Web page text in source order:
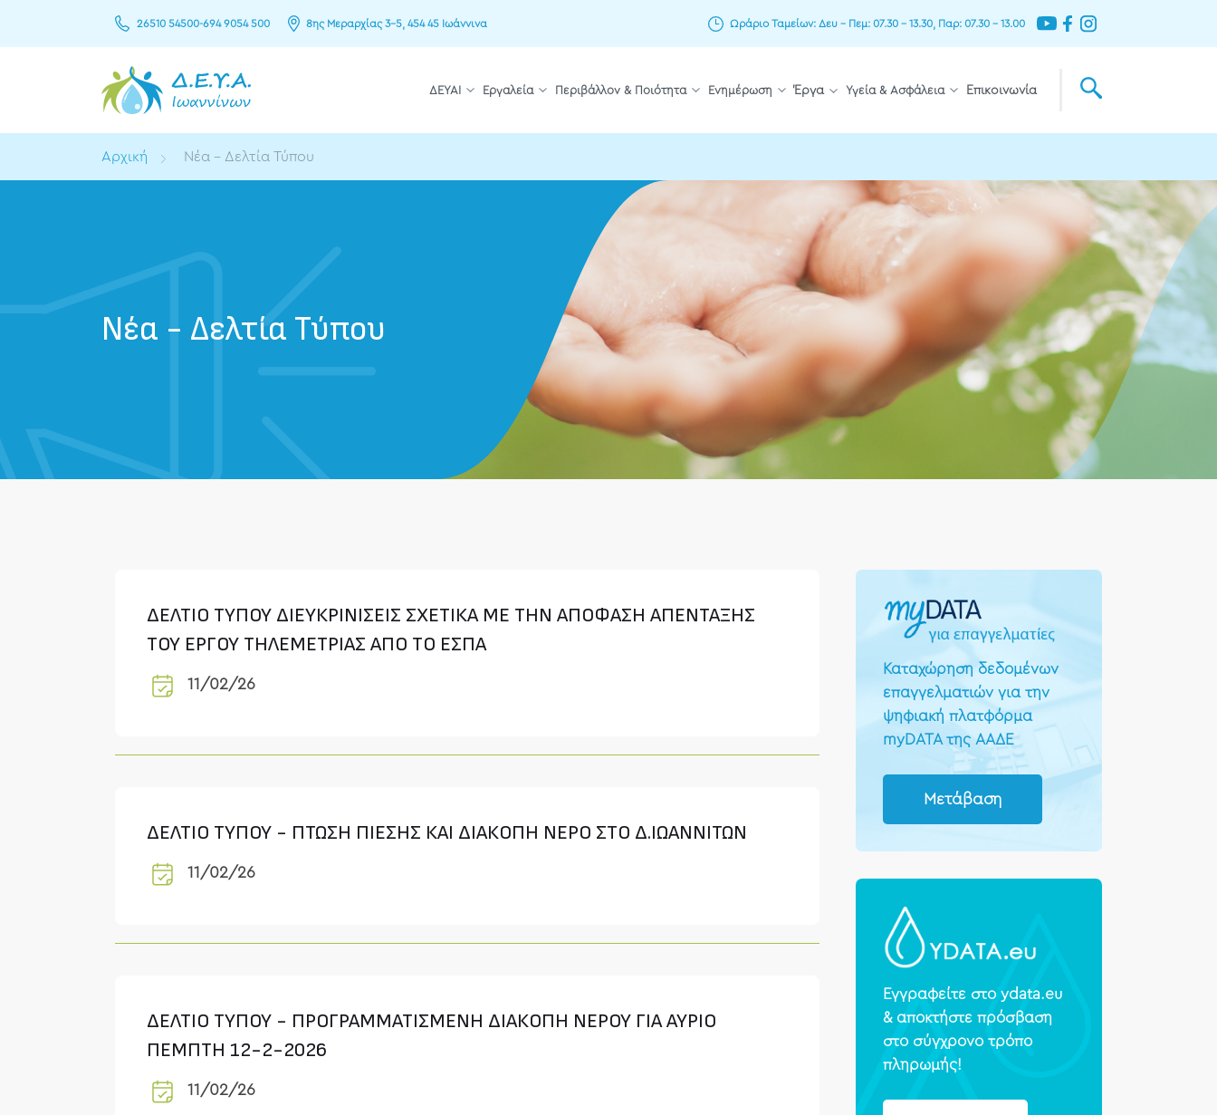
26510 54500-694 9054 500 8ης Μεραρχίας 3–5, 454 45 Ιωάννινα Ωράριο Ταμείων: Δευ – Πεμ: 07.30 – 13.30, Παρ: 07.30 – 13.00
ΔΕΥΑΙ Εργαλεία Περιβάλλον & Ποιότητα Ενημέρωση Έργα Υγεία & Ασφάλεια Επικοινωνία
Αρχική Νέα - Δελτία Τύπου
Νέα - Δελτία Τύπου
ΔΕΛΤΙΟ ΤΥΠΟΥ ΔΙΕΥΚΡΙΝΙΣΕΙΣ ΣΧΕΤΙΚΑ ΜΕ ΤΗΝ ΑΠΟΦΑΣΗ ΑΠΕΝΤΑΞΗΣ
ΤΟΥ ΕΡΓΟΥ ΤΗΛΕΜΕΤΡΙΑΣ ΑΠΟ ΤΟ ΕΣΠΑ
11/02/26
ΔΕΛΤΙΟ ΤΥΠΟΥ - ΠΤΩΣΗ ΠΙΕΣΗΣ ΚΑΙ ΔΙΑΚΟΠΗ ΝΕΡΟ ΣΤΟ Δ.ΙΩΑΝΝΙΤΩΝ
11/02/26
ΔΕΛΤΙΟ ΤΥΠΟΥ - ΠΡΟΓΡΑΜΜΑΤΙΣΜΕΝΗ ΔΙΑΚΟΠΗ ΝΕΡΟΥ ΓΙΑ ΑΥΡΙΟ
ΠΕΜΠΤΗ 12-2-2026
11/02/26
Καταχώρηση δεδομένων
επαγγελματιών για την
ψηφιακή πλατφόρμα
myDATA της ΑΑΔΕ
Μετάβαση
Εγγραφείτε στο ydata.eu
& αποκτήστε πρόσβαση
στο σύγχρονο τρόπο
πληρωμής!